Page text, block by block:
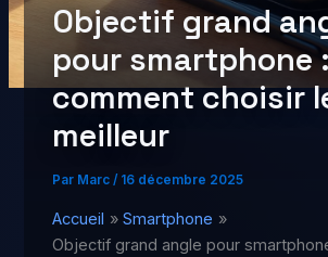
Objectif grand
pour smartphone
comment choisir
meilleur
Par Marc/ 16 décembre 2025
Accueil
Smartphone
Objectif grand angle pour